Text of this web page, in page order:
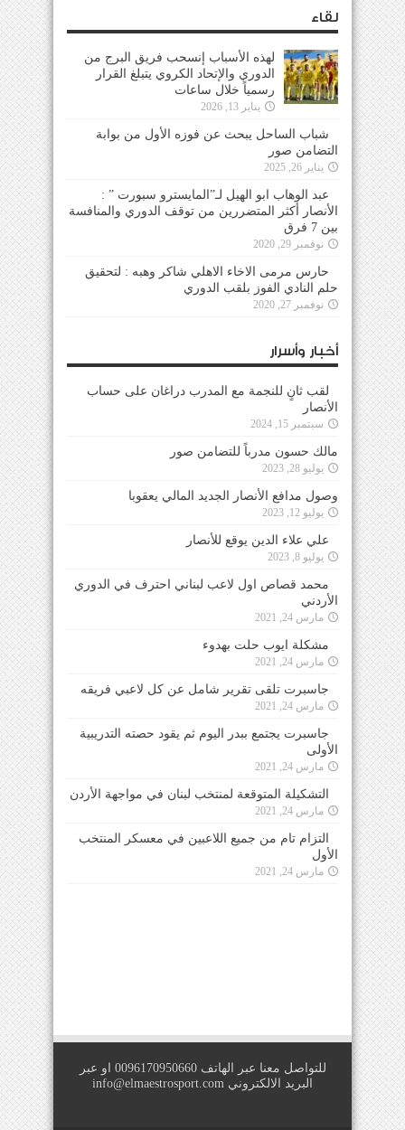
لقاء
لهذه الأسباب إنسحب فريق البرج من
الدوري والإتحاد الكروي يتبلغ القرار
رسمياً خلال ساعات
يناير 13, 2026
شباب الساحل يبحث عن فوزه الأول من بوابة
التضامن صور
يناير 26, 2025
عبد الوهاب ابو الهيل لـ”المايسترو سبورت ” :
الأنصار أكثر المتضررين من توقف الدوري والمنافسة
بين 7 فرق
نوفمبر 29, 2020
حارس مرمى الاخاء الاهلي شاكر وهبه : لتحقيق
حلم النادي الفوز بلقب الدوري
نوفمبر 27, 2020
أخبار وأسرار
لقب ثانٍ للنجمة مع المدرب دراغان على حساب
الأنصار
سبتمبر 15, 2024
مالك حسون مدرباً للتضامن صور
يوليو 28, 2023
وصول مدافع الأنصار الجديد المالي يعقوبا
يوليو 12, 2023
علي علاء الدين يوقع للأنصار
يوليو 8, 2023
محمد قصاص اول لاعب لبناني احترف في الدوري
الأردني
مارس 24, 2021
مشكلة ايوب حلت بهدوء
مارس 24, 2021
جاسبرت تلقى تقرير شامل عن كل لاعبي فريقه
مارس 24, 2021
جاسبرت يجتمع ببدر اليوم ثم يقود حصته التدريبية
الأولى
مارس 24, 2021
التشكيلة المتوقعة لمنتخب لبنان في مواجهة الأردن
مارس 24, 2021
التزام تام من جميع اللاعبين في معسكر المنتخب
الأول
مارس 24, 2021
للتواصل معنا عبر الهاتف 0096170950660 او عبر
البريد الالكتروني info@elmaestrosport.com